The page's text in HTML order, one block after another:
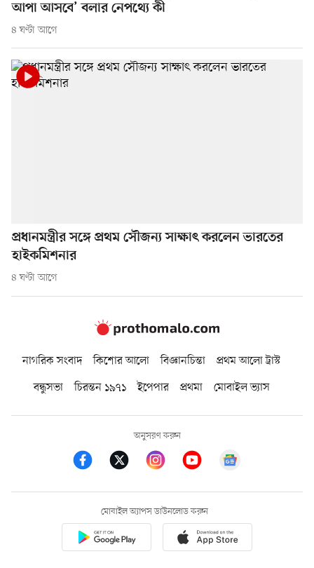
আপা আসবে’ বলার নেপথ্যে কী
৪ ঘণ্টা আগে
প্রধানমন্ত্রীর সঙ্গে প্রথম সৌজন্য সাক্ষাৎ করলেন ভারতের
হাইকমিশনার
৪ ঘণ্টা আগে
নাগরিক সংবাদ কিশোর আলো বিজ্ঞানচিন্তা
প্রথম আলো ট্রাস্ট
বন্ধুসভা
চিরন্তন ১৯৭১ ইপেপার প্রথমা মোবাইল ভ্যাস
অনুসরণ করুন
মোবাইল অ্যাপস ডাউনলোড করুন